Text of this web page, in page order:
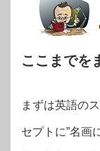
ここまでを
まずは英語の
セプトに”名画